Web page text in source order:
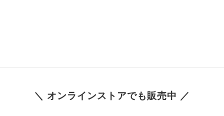
＼ オンラインストアでも販売中 ／